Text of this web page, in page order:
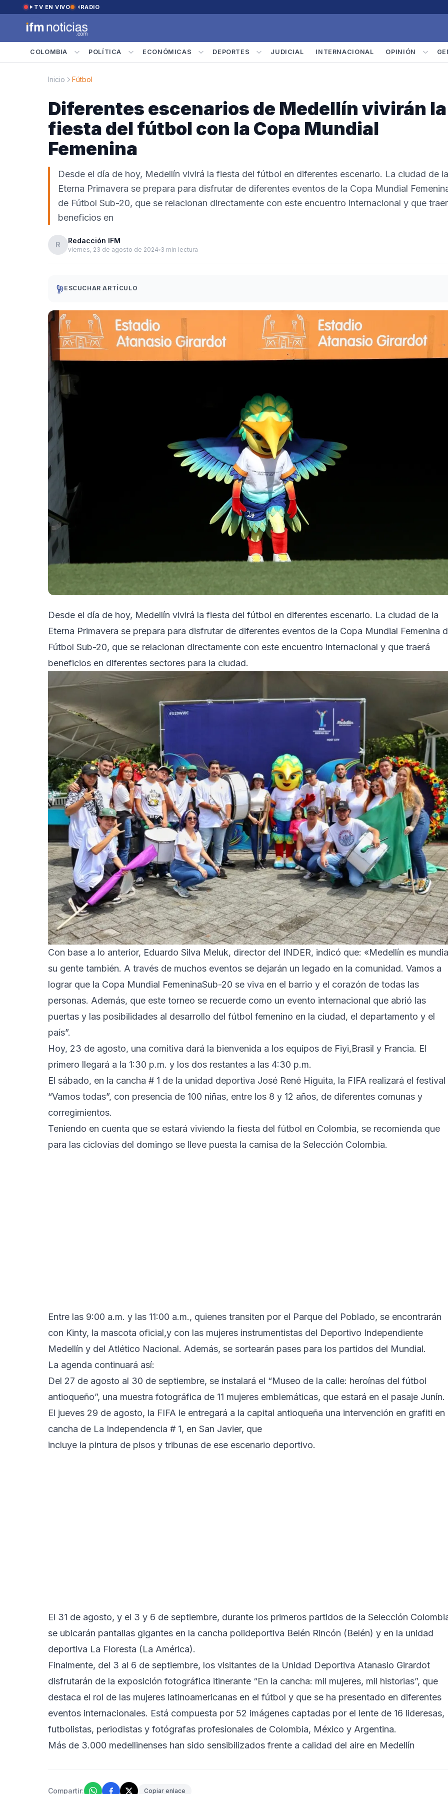
Saltar al contenido
TV EN VIVO RADIO
COLOMBIA POLÍTICA ECONÓMICAS DEPORTES JUDICIAL INTERNACIONAL OPINIÓN
Inicio Fútbol
Diferentes escenarios de Medellín vivirán la
fiesta del fútbol con la Copa Mundial
Femenina
Desde el día de hoy, Medellín vivirá la fiesta del fútbol en diferentes escenario. La ciudad de la
Eterna Primavera se prepara para disfrutar de diferentes eventos de la Copa Mundial
de Fútbol Sub-20, que se relacionan directamente con este encuentro internacional y que
beneficios en
R Redacción IFM
viernes, 23 de agosto de 2024 3 min lectura
ESCUCHAR ARTÍCULO
Desde el día de hoy, Medellín vivirá la fiesta del fútbol en diferentes escenario. La ciudad de la
Eterna Primavera se prepara para disfrutar de diferentes eventos de la Copa Mundial Femenina
Fútbol Sub-20, que se relacionan directamente con este encuentro internacional y que traerá
beneficios en diferentes sectores para la ciudad.
Con base a lo anterior, Eduardo Silva Meluk, director del INDER, indicó que: «Medellín es
su gente también. A través de muchos eventos se dejarán un legado en la comunidad. Vamos a
lograr que la Copa Mundial FemeninaSub-20 se viva en el barrio y el corazón de todas las
personas. Además, que este torneo se recuerde como un evento internacional que abrió las
puertas y las posibilidades al desarrollo del fútbol femenino en la ciudad, el departamento y el
país”.
Hoy, 23 de agosto, una comitiva dará la bienvenida a los equipos de Fiyi,Brasil y Francia. El
primero llegará a la 1:30 p.m. y los dos restantes a las 4:30 p.m.
El sábado, en la cancha # 1 de la unidad deportiva José René Higuita, la FIFA realizará el festival
“Vamos todas”, con presencia de 100 niñas, entre los 8 y 12 años, de diferentes comunas y
corregimientos.
Teniendo en cuenta que se estará viviendo la fiesta del fútbol en Colombia, se recomienda que
para las ciclovías del domingo se lleve puesta la camisa de la Selección Colombia.
Entre las 9:00 a.m. y las 11:00 a.m., quienes transiten por el Parque del Poblado, se encontrarán
con Kinty, la mascota oficial,y con las mujeres instrumentistas del Deportivo Independiente
Medellín y del Atlético Nacional. Además, se sortearán pases para los partidos del Mundial.
La agenda continuará así:
Del 27 de agosto al 30 de septiembre, se instalará el “Museo de la calle: heroínas del fútbol
antioqueño”, una muestra fotográfica de 11 mujeres emblemáticas, que estará en el pasaje Junín.
El jueves 29 de agosto, la FIFA le entregará a la capital antioqueña una intervención en grafiti en
cancha de La Independencia # 1, en San Javier, que
incluye la pintura de pisos y tribunas de ese escenario deportivo.
El 31 de agosto, y el 3 y 6 de septiembre, durante los primeros partidos de la Selección
se ubicarán pantallas gigantes en la cancha polideportiva Belén Rincón (Belén) y en la unidad
deportiva La Floresta (La América).
Finalmente, del 3 al 6 de septiembre, los visitantes de la Unidad Deportiva Atanasio Girardot
disfrutarán de la exposición fotográfica itinerante “En la cancha: mil mujeres, mil historias”, que
destaca el rol de las mujeres latinoamericanas en el fútbol y que se ha presentado en diferentes
eventos internacionales. Está compuesta por 52 imágenes captadas por el lente de 16 lideresas,
futbolistas, periodistas y fotógrafas profesionales de Colombia, México y Argentina.
Más de 3.000 medellinenses han sido sensibilizados frente a calidad del aire en Medellín
Compartir: Copiar enlace